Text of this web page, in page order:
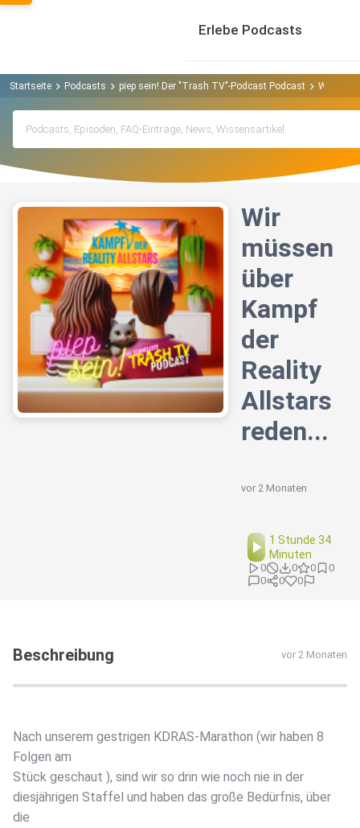
Erlebe Podcasts
Startseite Podcasts piep sein! Der "Trash TV"-Podcast Podcast Wir
Wir
müssen
über
Kampf
der
Reality
Allstars
reden...
vor 2 Monaten
1 Stunde 34
Minuten
0 0 0
0
0
0 0
Beschreibung vor 2 Monaten
Nach unserem gestrigen KDRAS-Marathon (wir haben 8
Folgen am
Stück geschaut ), sind wir so drin wie noch nie in der
diesjährigen Staffel und haben das große Bedürfnis, über
die